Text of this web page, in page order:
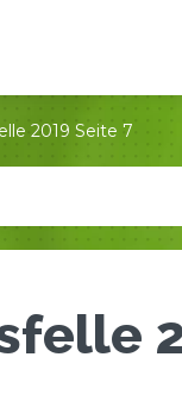
2019 Seite 7